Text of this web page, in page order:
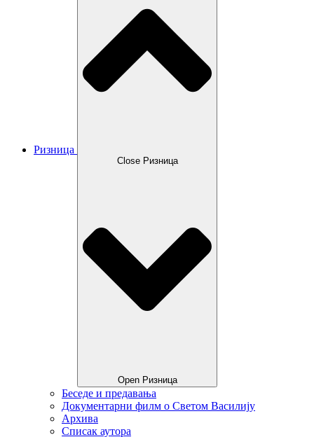
Ризница
Close Ризница
Open Ризница
Беседе и предавања
Документарни филм о Светом Василију
Архива
Списак аутора